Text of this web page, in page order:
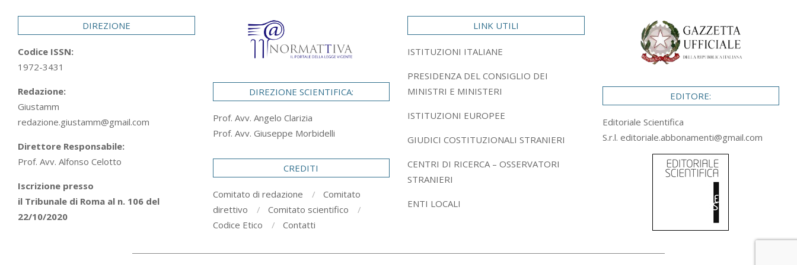
DIREZIONE
Codice ISSN:
1972-3431
Redazione:
Giustamm
redazione.giustamm@gmail.com
Direttore Responsabile:
Prof. Avv. Alfonso Celotto
Iscrizione presso
il Tribunale di Roma al n. 106 del
22/10/2020
DIREZIONE SCIENTIFICA:
Prof. Avv. Angelo Clarizia
Prof. Avv. Giuseppe Morbidelli
CREDITI
Comitato di redazione
Comitato
direttivo
Comitato scientifico
Codice Etico
Contatti
LINK UTILI
ISTITUZIONI ITALIANE
PRESIDENZA DEL CONSIGLIO DEI
MINISTRI E MINISTERI
ISTITUZIONI EUROPEE
GIUDICI COSTITUZIONALI STRANIERI
CENTRI DI RICERCA – OSSERVATORI
STRANIERI
ENTI LOCALI
EDITORE:
Editoriale Scientifica
S.r.l. editoriale.abbonamenti@gmail.com